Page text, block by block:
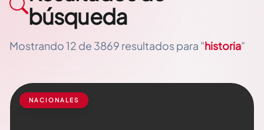
búsqueda
Mostrando 12 de 3869 resultados para "historia"
NACIONALES